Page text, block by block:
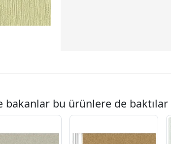
bakanlar bu ürünlere de baktılar